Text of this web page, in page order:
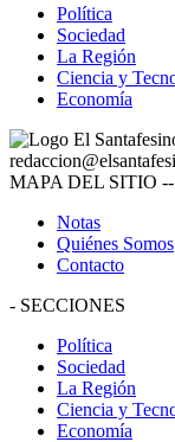
Política
Sociedad
La Región
Ciencia y
Economía
MAPA DEL SITIO --
Notas
Quiénes Somos
Contacto
- SECCIONES
Política
Sociedad
La Región
Ciencia y
Economía